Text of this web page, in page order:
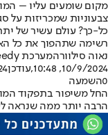
מקום שומעים עליו –
צבעוניות שמכריזות על
כל-כך? עולם עשיר של
רשימה שתהפוך את כל
נאוה סילוורהמערכת feedy
10/9/2024, 10:48
,עודכן
0השמעה
החל משיפור בתפקוד
הרבה יותר ממה שנראה